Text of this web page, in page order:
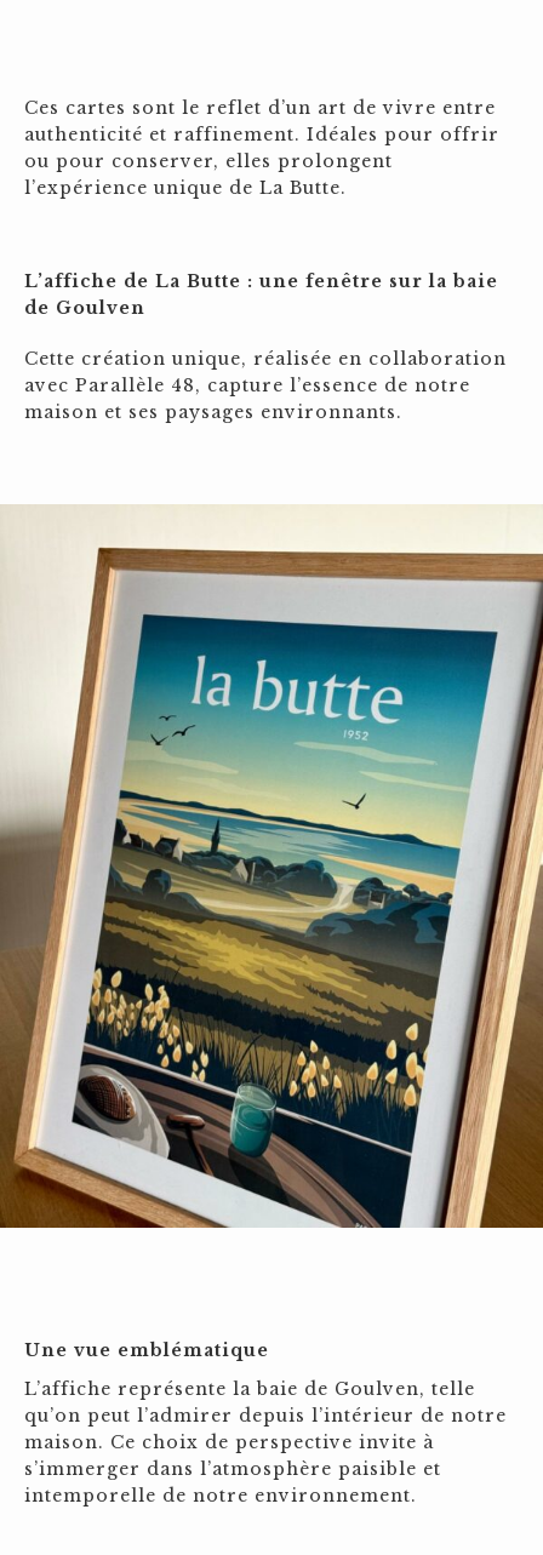
Ces cartes sont le reflet d’un art de vivre entre
authenticité et raffinement. Idéales pour offrir
ou pour conserver, elles prolongent
l’expérience unique de La Butte.
L’affiche de La Butte : une fenêtre sur la baie
de Goulven
Cette création unique, réalisée en collaboration
avec Parallèle 48, capture l’essence de notre
maison et ses paysages environnants.
Une vue emblématique
L’affiche représente la baie de Goulven, telle
qu’on peut l’admirer depuis l’intérieur de notre
maison. Ce choix de perspective invite à
s’immerger dans l’atmosphère paisible et
intemporelle de notre environnement.